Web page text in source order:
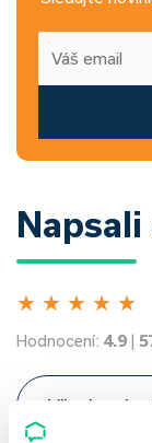
Napsali
★ ★ ★ ★ ★
Hodnocení: 4.9 |
Všechna